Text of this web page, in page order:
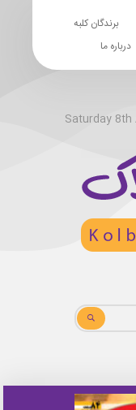
برندگان کلبه
درباره ما